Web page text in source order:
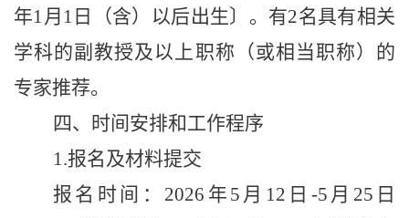
年1月 1 日（含）以后出生〕。 有2名具有相关
学科的副教授及以上职称（或相当职称）的
专家推荐。
四、时间安排和工作程序
1.报名及材料提交
报名时间： 2026 年 5 月 12 日 -5 月 25 日